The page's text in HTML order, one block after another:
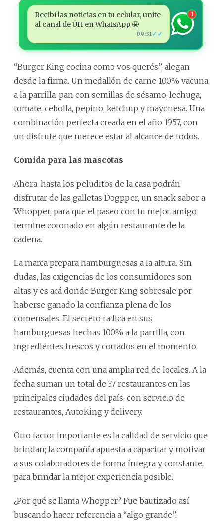
Recibí las noticias en tu celular, unite
al canal de ÚH en WhatsApp 🤩
09:31 ✓✓
1
“Burger King cocina como vos querés”, alegan
desde la firma. Un medallón de carne 100% vacuna
a la parrilla, pan con semillas de sésamo, lechuga,
tomate, cebolla, pepino, ketchup y mayonesa. Una
combinación perfecta creada en el año 1957, con
un disfrute que merece estar al alcance de todos.
Comida para las mascotas
Ahora, hasta los peluditos de la casa podrán
disfrutar de las galletas Dogpper, un snack sabor a
Whopper, para que el paseo con tu mejor amigo
termine coronado en algún restaurante de la
cadena.
La marca prepara hamburguesas a la altura. Sin
dudas, las exigencias de los consumidores son
altas y es acá donde Burger King sobresale por
haberse ganado la confianza plena de los
comensales. El secreto radica en sus
hamburguesas hechas 100% a la parrilla, con
ingredientes frescos y cortados en el momento.
Además, cuenta con una amplia red de locales. A la
fecha suman un total de 37 restaurantes en las
principales ciudades del país, con servicio de
restaurantes, AutoKing y delivery.
Otro factor importante es la calidad de servicio que
brindan; la compañía apuesta a capacitar y motivar
a sus colaboradores de forma íntegra y constante,
para brindar la mejor experiencia posible.
¿Por qué se llama Whopper? Fue bautizado así
buscando hacer referencia a “algo grande”.